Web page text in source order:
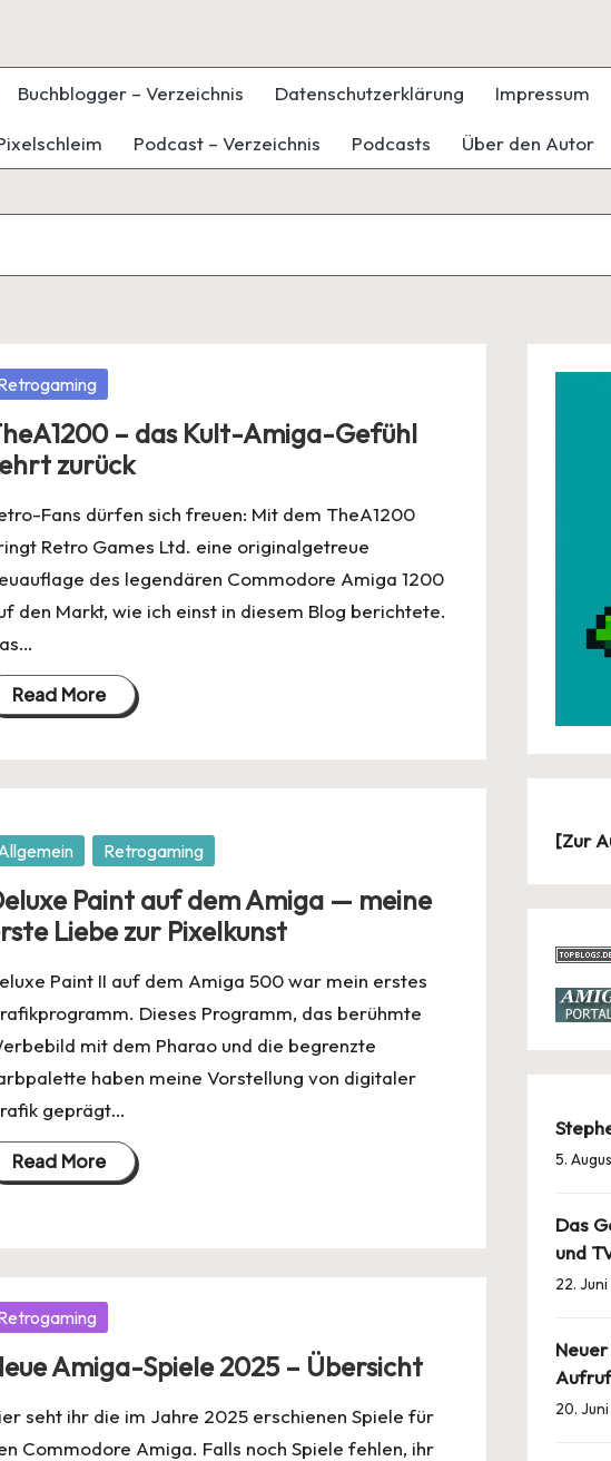
Buchblogger – Verzeichnis Datenschutzerklärung Impressum
Podcast – Verzeichnis Podcasts Über den Autor
– das Kult-Amiga-Gefühl
zurück
Fans dürfen sich freuen: Mit dem TheA1200
Retro Games Ltd. eine originalgetreue
des legendären Commodore Amiga 1200
den Markt, wie ich einst in diesem Blog berichtete.
Read More
Retrogaming
Paint auf dem Amiga — meine
Liebe zur Pixelkunst
Paint II auf dem Amiga 500 war mein erstes
Dieses Programm, das berühmte
mit dem Pharao und die begrenzte
haben meine Vorstellung von digitaler
geprägt…
Read More
Amiga-Spiele 2025 – Übersicht
seht ihr die im Jahre 2025 erschienen Spiele für
Commodore Amiga. Falls noch Spiele fehlen, ihr
[Zur
5.
Das
und
22.
20.